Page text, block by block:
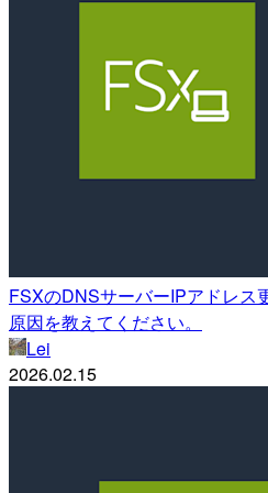
FSXのDNSサーバーIPアドレス
原因を教えてください。
Lei
2026.02.15